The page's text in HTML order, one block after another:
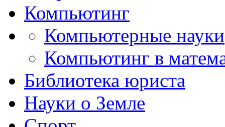
Компьютинг
Компьютерные науки
Компьютинг в
Библиотека юриста
Науки о Земле